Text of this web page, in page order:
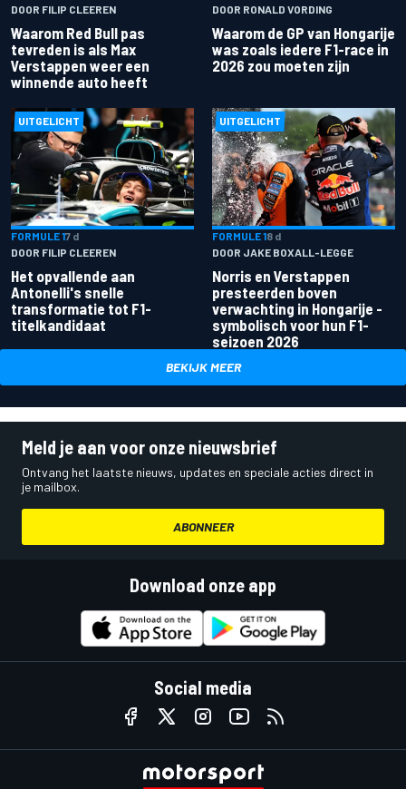
DOOR FILIP CLEEREN
Waarom Red Bull pas
tevreden is als Max
Verstappen weer een
winnende auto heeft
DOOR RONALD VORDING
Waarom de GP van Hongarije
was zoals iedere F1-race in
2026 zou moeten zijn
UITGELICHT
FORMULE 17 d
DOOR FILIP CLEEREN
Het opvallende aan
Antonelli's snelle
transformatie tot F1-
titelkandidaat
UITGELICHT
FORMULE 18 d
DOOR JAKE BOXALL-LEGGE
Norris en Verstappen
presteerden boven
verwachting in Hongarije -
symbolisch voor hun F1-
seizoen 2026
BEKIJK MEER
Meld je aan voor onze nieuwsbrief
Ontvang het laatste nieuws, updates en speciale acties direct in
je mailbox.
ABONNEER
Download onze app
Social media